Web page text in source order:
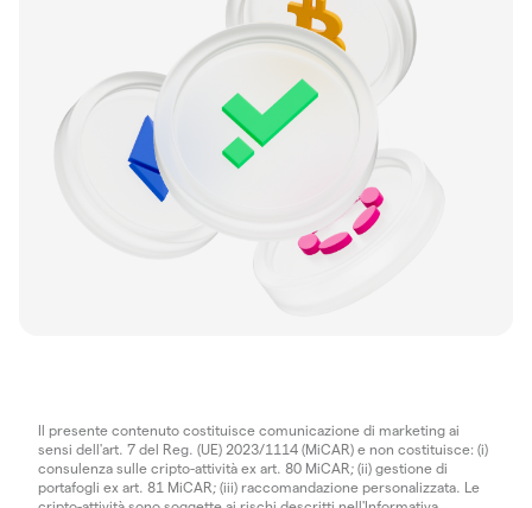
Il presente contenuto costituisce comunicazione di marketing ai
sensi dell'art. 7 del Reg. (UE) 2023/1114 (MiCAR) e non costituisce: (i)
consulenza sulle cripto-attività ex art. 80 MiCAR; (ii) gestione di
portafogli ex art. 81 MiCAR; (iii) raccomandazione personalizzata. Le